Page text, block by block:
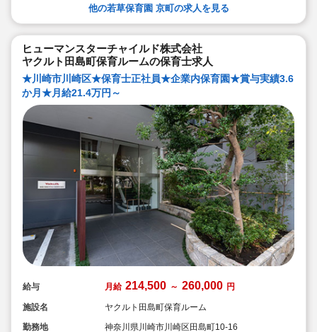
他の若草保育園 京町の求人を見る
ヒューマンスターチャイルド株式会社
ヤクルト田島町保育ルームの保育士求人
★川崎市川崎区★保育士正社員★企業内保育園★賞与実績3.6
か月★月給21.4万円～
給与 月給 214,500 ～ 260,000 円
施設名
ヤクルト田島町保育ルーム
勤務地
神奈川県川崎市川崎区田島町10-16